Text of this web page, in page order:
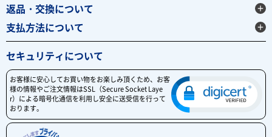
返品・交換について
支払方法について
セキュリティについて
お客様に安心してお買い物をお楽しみ頂くため、お客
様の情報やご注文情報はSSL（Secure Socket Laye
r）による暗号化通信を利用し安全に送受信を行って
おります。